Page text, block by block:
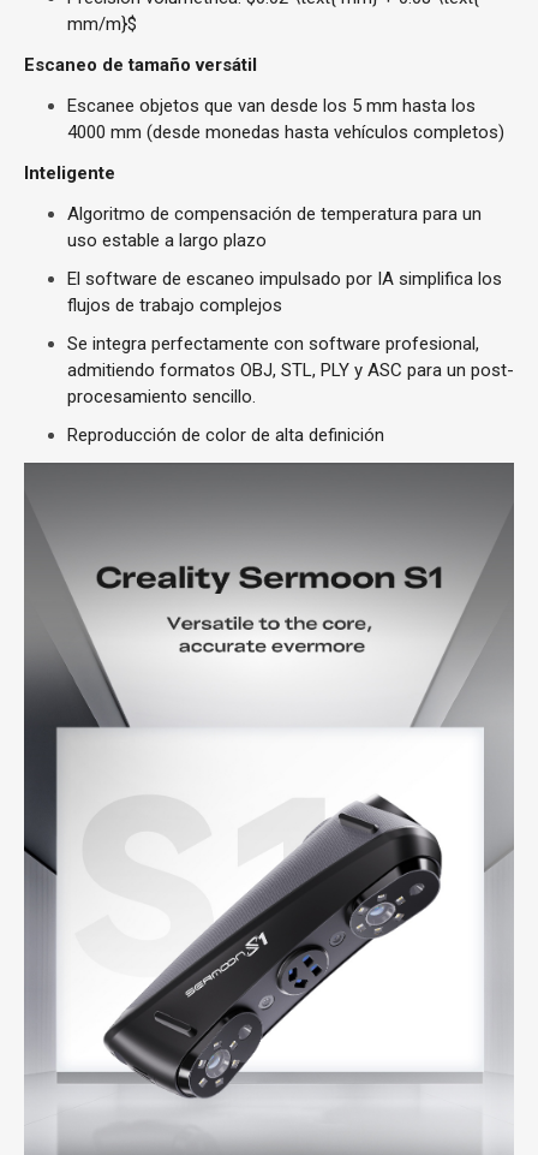
mm/m}$
Escaneo de tamaño versátil
Escanee objetos que van desde los 5 mm hasta los
4000 mm (desde monedas hasta vehículos completos)
Inteligente
Algoritmo de compensación de temperatura para un
uso estable a largo plazo
El software de escaneo impulsado por IA simplifica los
flujos de trabajo complejos
Se integra perfectamente con software profesional,
admitiendo formatos OBJ, STL, PLY y ASC para un post-
procesamiento sencillo.
Reproducción de color de alta definición